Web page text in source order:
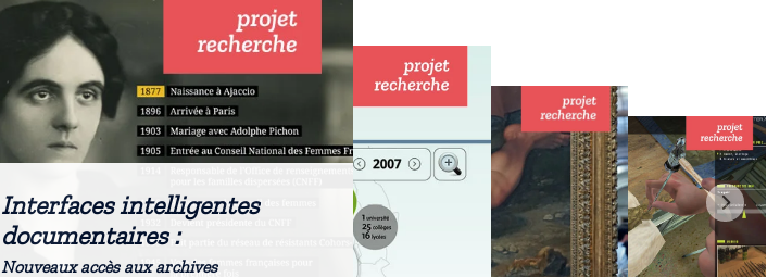
Interfaces intelligentes
documentaires :
Nouveaux accès aux archives